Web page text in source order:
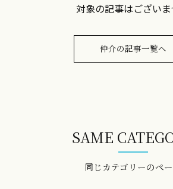
対象の記事はござい
仲介の記事一覧へ
同じカテゴリーのペ
SAME